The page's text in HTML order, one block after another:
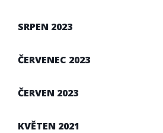
SRPEN 2023
ČERVENEC 2023
ČERVEN 2023
KVĚTEN 2021